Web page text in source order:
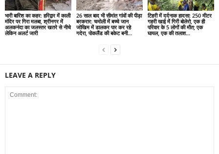
भारी बारिश का कहर: हरिद्वार में काली
मंदिर पर गिरा मलबा, श्रीनगर में
अलकनंदा का जलस्तर खतरे से नीचे
लेकिन अलर्ट जारी
26 साल बाद भी सीमांत गांवों की पीड़ा
बरकरार: चमोली में बच्चे जान
जोखिम में डालकर पार कर रहे
गदेरा, पोकलैंड की बकेट बनी...
टिहरी में दर्दनाक हादसा: 250 मीटर
गहरी खाई में गिरी बोलेरो, एक ही
परिवार के 5 लोगों की मौत; एक
घायल, एक की तलाश...
LEAVE A REPLY